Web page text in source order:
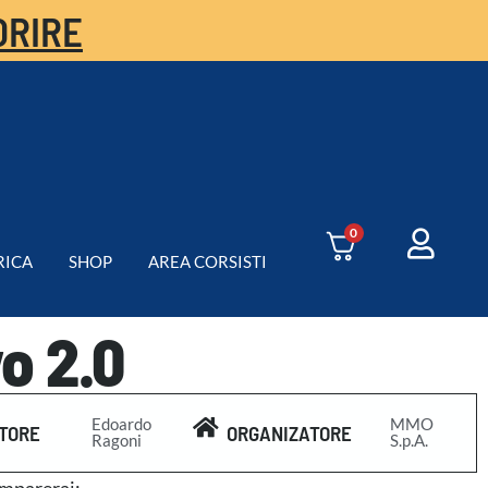
SHOP AREA CORSISTI
0
2.0
Edoardo
Ragoni
ORGANIZATORE
MMO
S.p.A.